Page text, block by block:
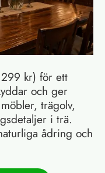
kr) för ett
och ger
trägolv,
i trä.
ådring och